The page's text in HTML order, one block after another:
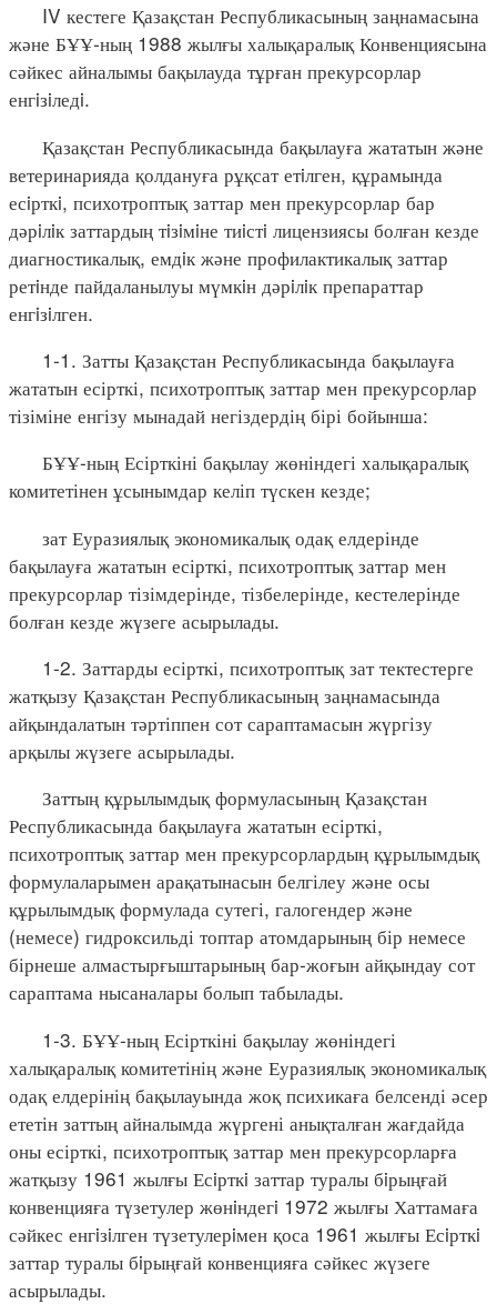
IV кестеге Қазақстан Республикасының заңнамасына
және БҰҰ-ның 1988 жылғы халықаралық Конвенциясына
сәйкес айналымы бақылауда тұрған прекурсорлар
енгiзiледi.
Қазақстан Республикасында бақылауға жататын және
ветеринарияда қолдануға рұқсат етiлген, құрамында
есiрткi, психотроптық заттар мен прекурсорлар бар
дәрiлiк заттардың тiзiмiне тиiстi лицензиясы болған кезде
диагностикалық, емдiк және профилактикалық заттар
ретiнде пайдаланылуы мүмкiн дәрiлiк препараттар
енгiзiлген.
1-1. Затты Қазақстан Республикасында бақылауға
жататын есірткі, психотроптық заттар мен прекурсорлар
тізіміне енгізу мынадай негіздердің бірі бойынша:
БҰҰ-ның Есірткіні бақылау жөніндегі халықаралық
комитетінен ұсынымдар келіп түскен кезде;
зат Еуразиялық экономикалық одақ елдерінде
бақылауға жататын есірткі, психотроптық заттар мен
прекурсорлар тізімдерінде, тізбелерінде, кестелерінде
болған кезде жүзеге асырылады.
1-2. Заттарды есірткі, психотроптық зат тектестерге
жатқызу Қазақстан Республикасының заңнамасында
айқындалатын тәртіппен сот сараптамасын жүргізу
арқылы жүзеге асырылады.
Заттың құрылымдық формуласының Қазақстан
Республикасында бақылауға жататын есірткі,
психотроптық заттар мен прекурсорлардың құрылымдық
формулаларымен арақатынасын белгілеу және осы
құрылымдық формулада сутегі, галогендер және
(немесе) гидроксильді топтар атомдарының бір немесе
бірнеше алмастырғыштарының бар-жоғын айқындау сот
сараптама нысаналары болып табылады.
1-3. БҰҰ-ның Есірткіні бақылау жөніндегі
халықаралық комитетінің және Еуразиялық экономикалық
одақ елдерінің бақылауында жоқ психикаға белсенді әсер
ететін заттың айналымда жүргені анықталған жағдайда
оны есірткі, психотроптық заттар мен прекурсорларға
жатқызу 1961 жылғы Есiрткi заттар туралы бiрыңғай
конвенцияға түзетулер жөнiндегi 1972 жылғы Хаттамаға
сәйкес енгiзiлген түзетулерiмен қоса 1961 жылғы Есiрткi
заттар туралы бiрыңғай конвенцияға сәйкес жүзеге
асырылады.